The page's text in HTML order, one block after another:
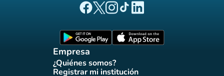
(nueva pestaña)
(nueva pestaña)
(nueva pestaña)
(nueva pestaña)
(nueva pestaña)
Empresa
¿Quiénes somos?
(nueva pestaña)
Registrar mi institución